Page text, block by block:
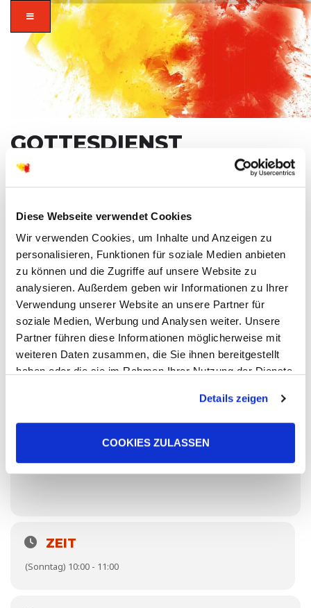
Diese Webseite verwendet Cookies
Wir verwenden Cookies, um Inhalte und Anzeigen zu
personalisieren, Funktionen für soziale Medien anbieten
zu können und die Zugriffe auf unsere Website zu
analysieren. Außerdem geben wir Informationen zu Ihrer
Verwendung unserer Website an unsere Partner für
soziale Medien, Werbung und Analysen weiter. Unsere
Partner führen diese Informationen möglicherweise mit
weiteren Daten zusammen, die Sie ihnen bereitgestellt
haben oder die sie im Rahmen Ihrer Nutzung der Dienste
Cookies, wenn Sie unsere Webseite weiterhin nutzen.
Details zeigen
COOKIES ZULASSEN
zusammen in
vielfalt glauben.
GOTTESDIENST
SO
14
ZEIT
(Sonntag) 10:00 - 11:00